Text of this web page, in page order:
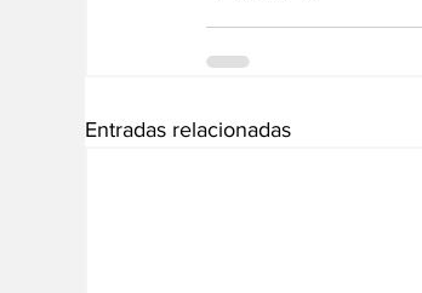
Entradas relacionadas